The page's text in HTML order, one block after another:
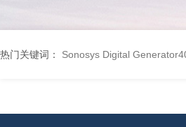
热门关键词： Sonosys Digital